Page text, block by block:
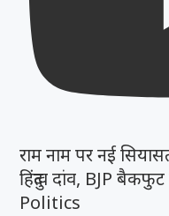
राम नाम पर नई
हिंदुत्व दांव, BJP
Politics